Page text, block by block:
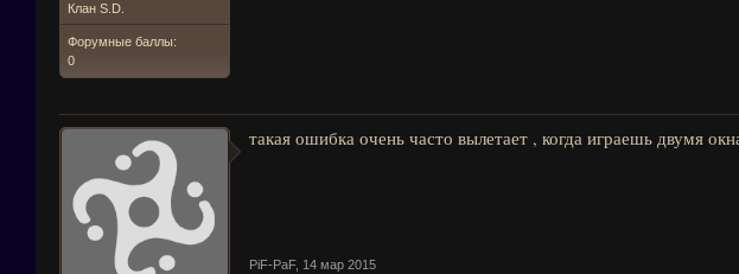
Клан S.D.
Форумные баллы:
0
такая ошибка очень часто вылетает , когда играешь двумя
PiF-PaF, 14 мар 2015